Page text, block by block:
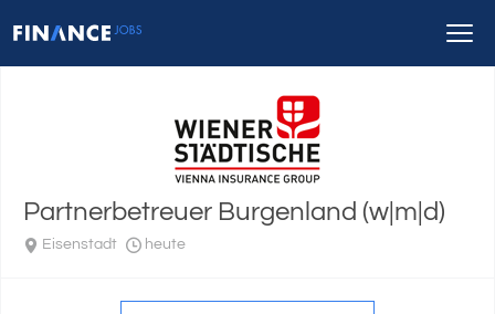
Partnerbetreuer Burgenland (w|m|d)
Eisenstadt heute